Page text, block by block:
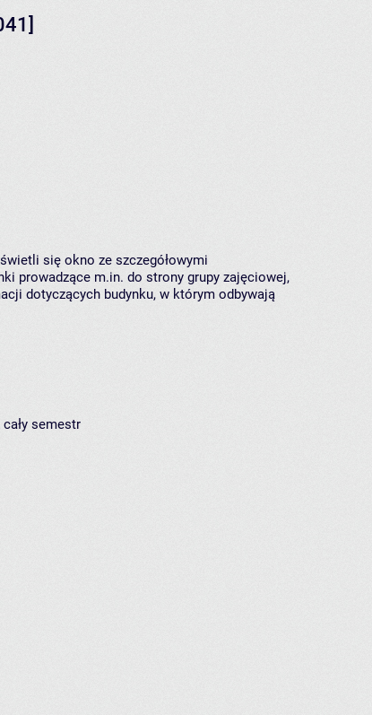
się okno ze szczegółowymi
prowadzące m.in. do strony grupy zajęciowej,
dotyczących budynku, w którym odbywają
semestr